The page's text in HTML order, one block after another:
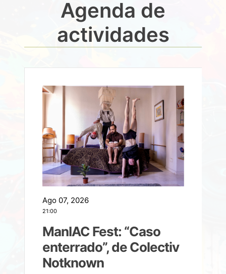
Agenda de
actividades
Ago 07, 2026
21:00
ManIAC Fest: “Caso
enterrado”, de Colectiv
Notknown